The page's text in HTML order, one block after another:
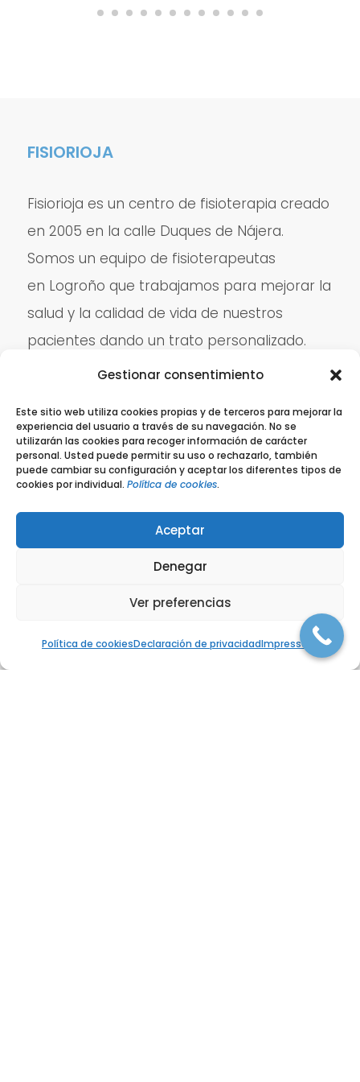
Gestionar consentimiento
Este sitio web utiliza cookies propias y de terceros para mejorar la
experiencia del usuario a través de su navegación. No se
utilizarán las cookies para recoger información de carácter
personal. Usted puede permitir su uso o rechazarlo, también
puede cambiar su configuración y aceptar los diferentes tipos de
cookies por individual. Política de cookies.
Aceptar
Denegar
Ver preferencias
Política de cookiesDeclaración de privacidadImpressum
FISIORIOJA
Fisiorioja es un centro de fisioterapia creado
en 2005 en la calle Duques de Nájera.
Somos un equipo de fisioterapeutas
en Logroño que trabajamos para mejorar la
salud y la calidad de vida de nuestros
pacientes dando un trato personalizado.
Fisiorioja
Fisioterapia deportiva
Fisioterapia ATM
Vendaje neuromuscular
Fisioterapia Traumatológica
Hola, ¿En qué podemos ayudarte?